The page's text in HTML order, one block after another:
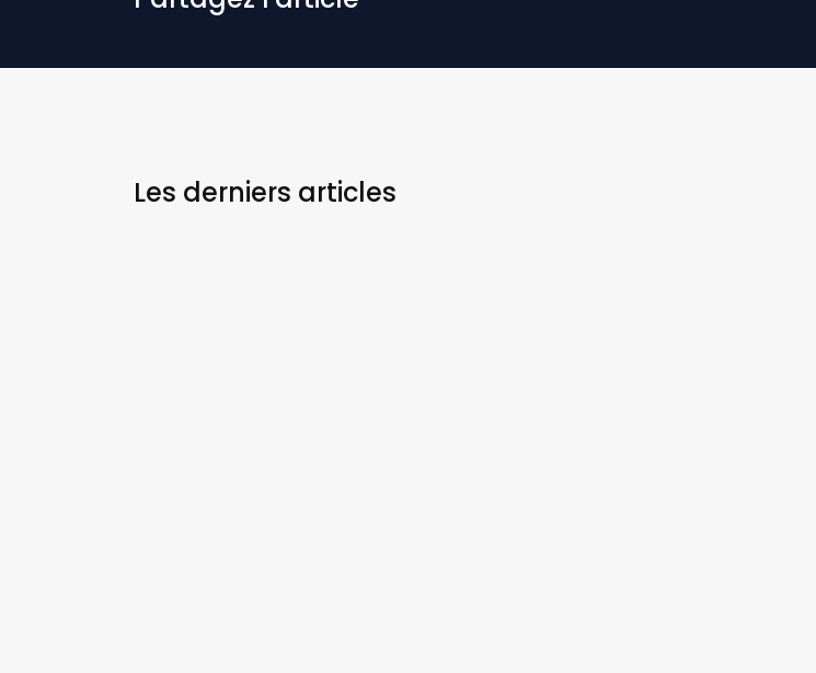
Les derniers articles